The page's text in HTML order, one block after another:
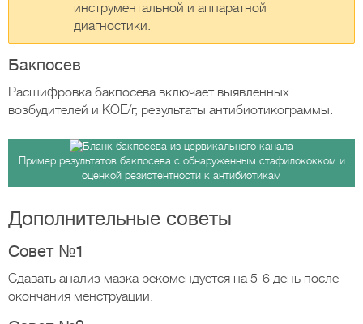
инструментальной и аппаратной
диагностики.
Бакпосев
Расшифровка бакпосева включает выявленных
возбудителей и КОЕ/г, результаты антибиотикограммы.
Пример результатов бакпосева с обнаруженным стафилококком и
оценкой резистентности к антибиотикам
Дополнительные советы
Совет №1
Сдавать анализ мазка рекомендуется на 5-6 день после
окончания менструации.